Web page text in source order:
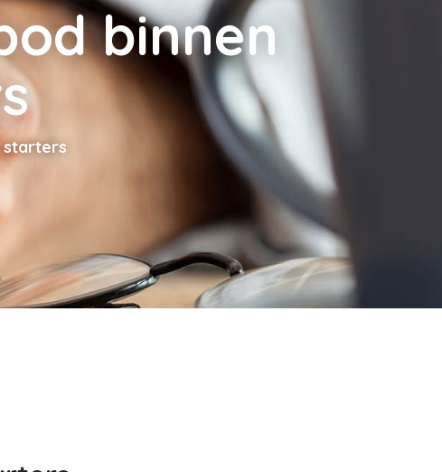
binnen
starters